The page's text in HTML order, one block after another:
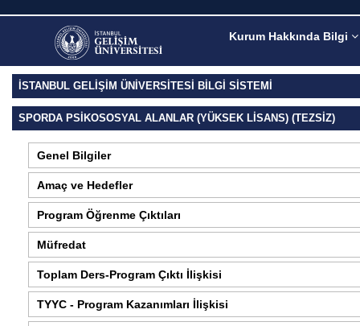
Kurum Hakkında Bilgi
İSTANBUL GELİŞİM ÜNİVERSİTESİ BİLGİ SİSTEMİ
SPORDA PSIKOSOSYAL ALANLAR (YÜKSEK LISANS) (TEZSIZ)
Genel Bilgiler
Amaç ve Hedefler
Program Öğrenme Çıktıları
Müfredat
Toplam Ders-Program Çıktı İlişkisi
TYYC - Program Kazanımları İlişkisi